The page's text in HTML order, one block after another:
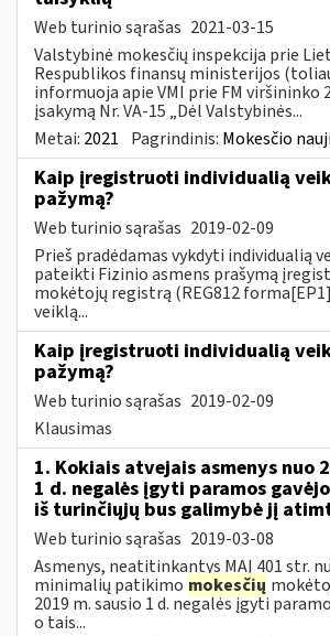
Web turinio sąrašas 2021-03-15
Valstybinė mokesčių inspekcija prie
Respublikos finansų ministerijos
informuoja apie VMI prie FM viršininko
įsakymą Nr. VA-15 „Dėl Valstybinės...
Metai: 2021 Pagrindinis: Mokesčio
Kaip įregistruoti individualią
pažymą?
Web turinio sąrašas 2019-02-09
Prieš pradėdamas vykdyti individualią
pateikti Fizinio asmens prašymą
mokėtojų registrą (REG812
veiklą...
Kaip įregistruoti individualią
pažymą?
Web turinio sąrašas 2019-02-09
Klausimas
1. Kokiais atvejais asmenys nuo
1 d. negalės įgyti paramos
iš turinčiųjų bus galimybė jį
Web turinio sąrašas 2019-03-08
Asmenys, neatitinkantys MAĮ 401 str.
minimalių patikimo mokesčių
2019 m. sausio 1 d. negalės įgyti
o tais...